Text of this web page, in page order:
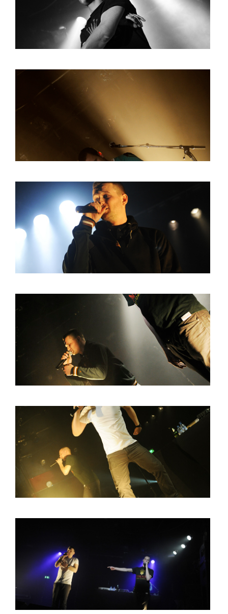
BOB DE VRIES
RICHARD POSTMA
SASKIA LUDDEN
ANNA HIEP
MARTSEN HUT
KAREN SAAMAN
ARNOUD HEIKENS